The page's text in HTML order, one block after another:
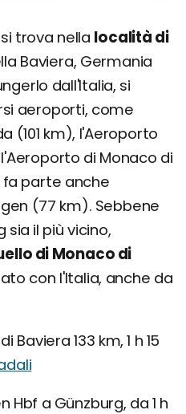
trova nella località di
Baviera, Germania
dall'Italia, si
aeroporti, come
(101 km), l'Aeroporto
di Monaco di
fa parte anche
(77 km). Sebbene
sia il più vicino,
di Monaco di
con l'Italia, anche da
Baviera 133 km, 1 h 15
Hbf a Günzburg, da 1 h